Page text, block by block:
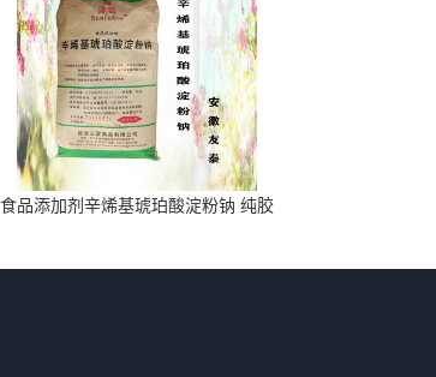
食品添加剂辛烯基琥珀酸淀粉钠 纯胶